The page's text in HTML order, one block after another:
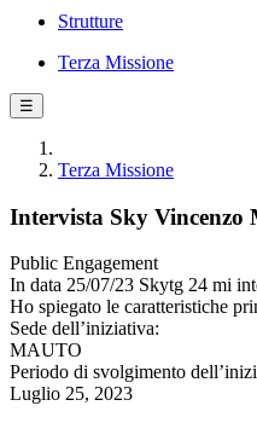
Strutture
Terza Missione
☰
Terza Missione
Intervista Sky Vincenzo
Public Engagement
In data 25/07/23 Skytg 24 mi
Ho spiegato le caratteristiche
Sede dell’iniziativa:
MAUTO
Periodo di svolgimento
Luglio 25, 2023